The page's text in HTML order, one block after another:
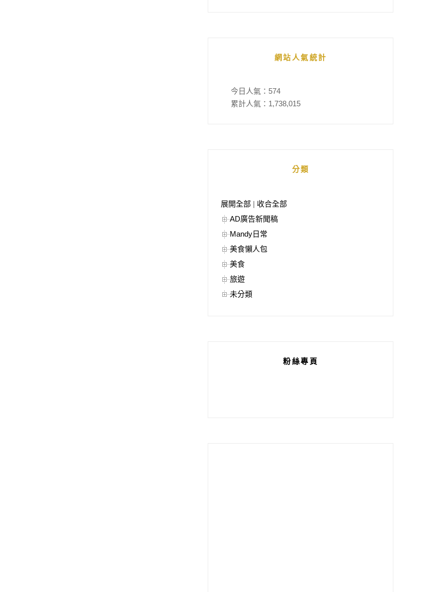
網站人氣統計
今日人氣： 574
累計人氣： 1,738,015
分類
展開全部 | 收合全部
AD廣告新聞稿
Mandy日常
美食懶人包
美食
旅遊
未分類
粉絲專頁